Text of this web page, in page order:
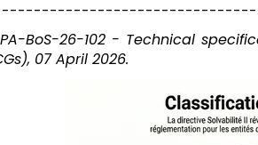
BoS-26-102 - Technical
07 April 2026.